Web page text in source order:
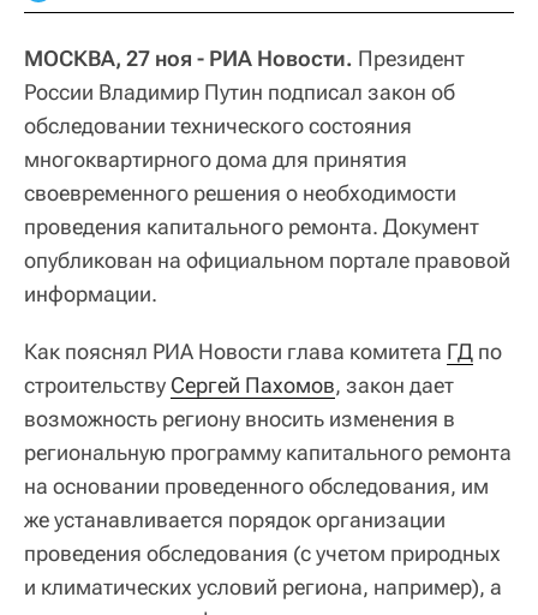
МОСКВА, 27 ноя - РИА Новости. Президент
России Владимир Путин подписал закон об
обследовании технического состояния
многоквартирного дома для принятия
своевременного решения о необходимости
проведения капитального ремонта. Документ
опубликован на официальном портале правовой
информации.
Как пояснял РИА Новости глава комитета ГД по
строительству Сергей Пахомов, закон дает
возможность региону вносить изменения в
региональную программу капитального ремонта
на основании проведенного обследования, им
же устанавливается порядок организации
проведения обследования (с учетом природных
и климатических условий региона, например), а